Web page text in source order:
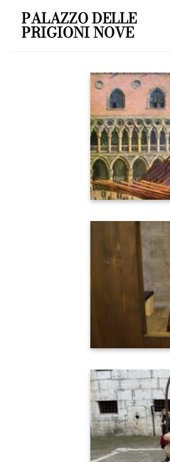
Skip
content
PALAZZO DELLE
PRIGIONI NOVE